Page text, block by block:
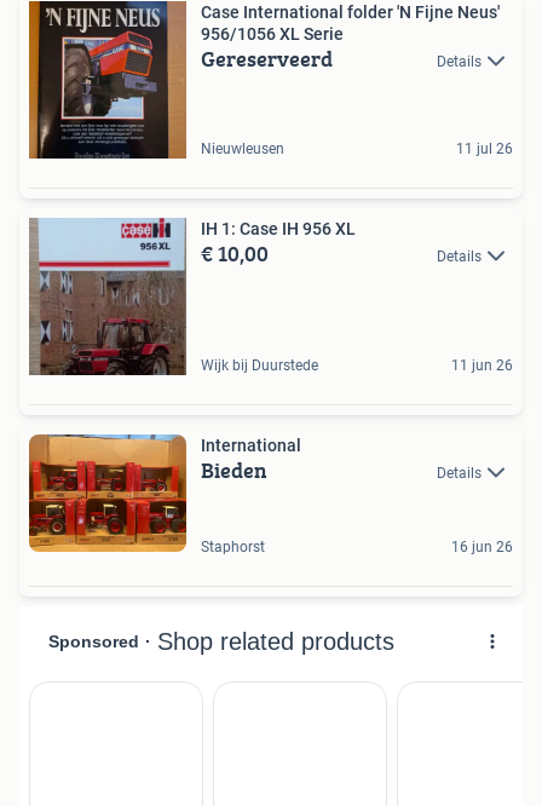
Case International folder 'N Fijne Neus'
956/1056 XL Serie
Gereserveerd Details
Nieuwleusen 11 jul 26
IH 1: Case IH 956 XL
€ 10,00 Details
Wijk bij Duurstede 11 jun 26
International
Bieden Details
Staphorst 16 jun 26